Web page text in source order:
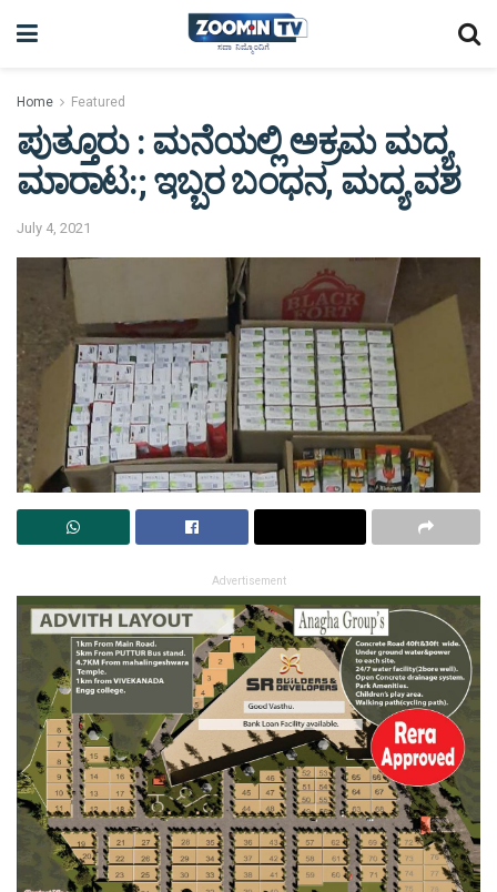
Home Featured
ಪುತ್ತೂರು : ಮನೆಯಲ್ಲಿ ಅಕ್ರಮ ಮದ್ಯ
ಮಾರಾಟ:; ಇಬ್ಬರ ಬಂಧನ, ಮದ್ಯ ವಶ
July 4, 2021
Advertisement